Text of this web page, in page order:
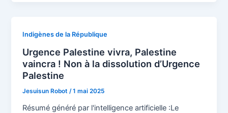
Indigènes de la République
Urgence Palestine vivra, Palestine
vaincra ! Non à la dissolution d’Urgence
Palestine
Jesuisun Robot/1 mai 2025
Résumé généré par l'intelligence artificielle :Le